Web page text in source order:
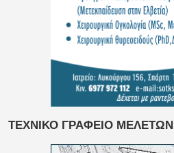
ΤΕΧΝΙΚΟ ΓΡΑΦΕΙΟ ΜΕΛΕΤΩΝ